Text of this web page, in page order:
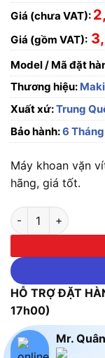
Giá (chưa VAT):
Giá (gồm VAT):
Model / Mã đặt
Thương hiệu:
Xuất xứ:Trung
Bảo hành:6 Tháng
Máy khoan vặn
hãng, giá tốt.
Máy khoan vặn vít
HỖ TRỢ ĐẶT
17h00)
Mr. Quân